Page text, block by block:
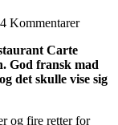
4 Kommentarer
Carte
God fransk mad
det skulle vise sig
og fire retter for